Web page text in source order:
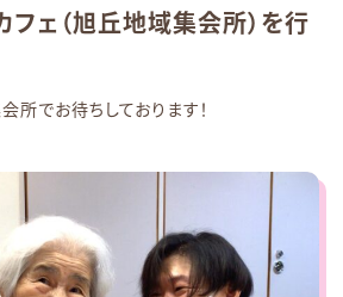
フェ（旭丘地域集会所）を行
所でお待ちしております！